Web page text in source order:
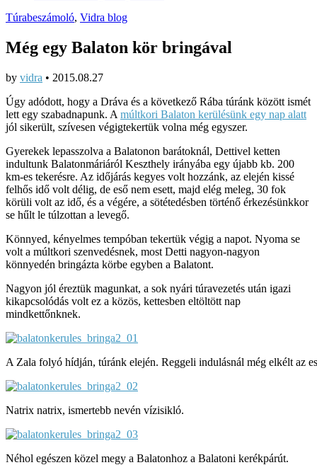
Túrabeszámoló, Vidra blog
Még egy Balaton kör bringával
by vidra • 2015.08.27
Úgy adódott, hogy a Dráva és a következő Rába túránk között ismét
lett egy szabadnapunk. A múltkori Balaton kerülésünk egy nap alatt
jól sikerült, szívesen végigtekertük volna még egyszer.
Gyerekek lepasszolva a Balatonon barátoknál, Dettivel ketten
indultunk Balatonmáriáról Keszthely irányába egy újabb kb. 200
km-es tekerésre. Az időjárás kegyes volt hozzánk, az elején kissé
felhős idő volt délig, de eső nem esett, majd elég meleg, 30 fok
körüli volt az idő, és a végére, a sötétedésben történő érkezésünkkor
se hűlt le túlzottan a levegő.
Könnyed, kényelmes tempóban tekertük végig a napot. Nyoma se
volt a múltkori szenvedésnek, most Detti nagyon-nagyon
könnyedén bringázta körbe egyben a Balatont.
Nagyon jól éreztük magunkat, a sok nyári túravezetés után igazi
kikapcsolódás volt ez a közös, kettesben eltöltött nap
mindkettőnknek.
A Zala folyó hídján, túránk elején. Reggeli indulásnál még elkélt az
Natrix natrix, ismertebb nevén vízisikló.
Néhol egészen közel megy a Balatonhoz a Balatoni kerékpárút.